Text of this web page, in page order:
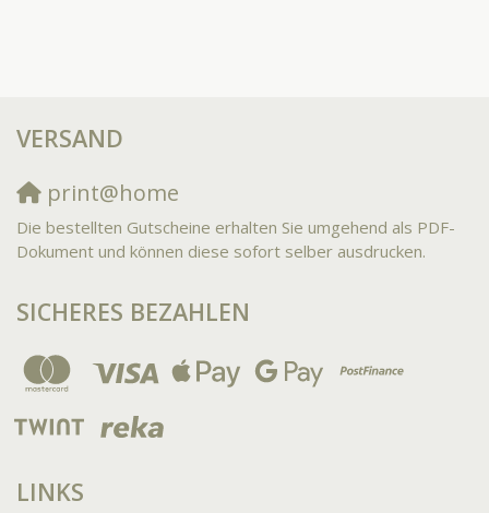
VERSAND
print@home
Die bestellten Gutscheine erhalten Sie umgehend als PDF-
Dokument und können diese sofort selber ausdrucken.
SICHERES BEZAHLEN
LINKS